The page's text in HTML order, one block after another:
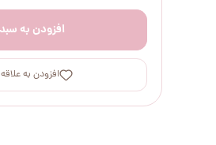
افزودن به
افزودن به